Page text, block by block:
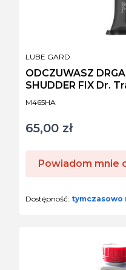
Kod produktu
M465HA
ODCZUWASZ DRGANIE
SHUDDER FIX Dr.
PRODUCENT
LUBE GARD
Cena
65,00 zł
Powiadom mnie
Dostępność: